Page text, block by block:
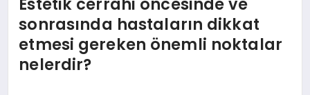
sonrasında hastaların dikkat
etmesi gereken önemli noktalar
nelerdir?